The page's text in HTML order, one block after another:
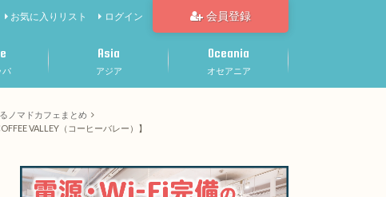
会員登録
お気に入りリスト ログイン
パ アジア
Asia
オセアニア
Oceania
ノマドカフェまとめ
VALLEY（コーヒーバレー）】